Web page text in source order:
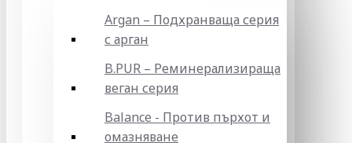
Argan – Подхранваща серия
с арган
B.PUR – Реминерализираща
веган серия
Balance - Против пърхот и
омазняване